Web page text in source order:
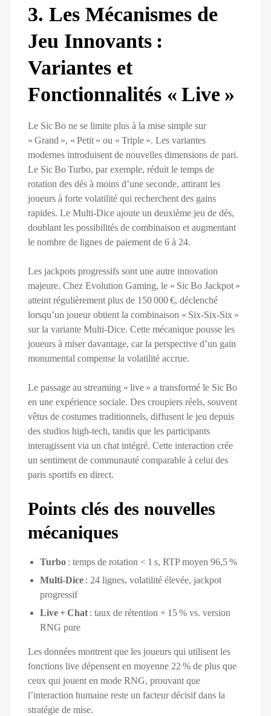
3. Les Mécanismes de
Jeu Innovants :
Variantes et
Fonctionnalités « Live »
Le Sic Bo ne se limite plus à la mise simple sur
« Grand », « Petit » ou « Triple ». Les variantes
modernes introduisent de nouvelles dimensions de pari.
Le Sic Bo Turbo, par exemple, réduit le temps de
rotation des dés à moins d’une seconde, attirant les
joueurs à forte volatilité qui recherchent des gains
rapides. Le Multi‑Dice ajoute un deuxième jeu de dés,
doublant les possibilités de combinaison et augmentant
le nombre de lignes de paiement de 6 à 24.
Les jackpots progressifs sont une autre innovation
majeure. Chez Evolution Gaming, le « Sic Bo Jackpot »
atteint régulièrement plus de 150 000 €, déclenché
lorsqu’un joueur obtient la combinaison « Six‑Six‑Six »
sur la variante Multi‑Dice. Cette mécanique pousse les
joueurs à miser davantage, car la perspective d’un gain
monumental compense la volatilité accrue.
Le passage au streaming « live » a transformé le Sic Bo
en une expérience sociale. Des croupiers réels, souvent
vêtus de costumes traditionnels, diffusent le jeu depuis
des studios high‑tech, tandis que les participants
interagissent via un chat intégré. Cette interaction crée
un sentiment de communauté comparable à celui des
paris sportifs en direct.
Points clés des nouvelles
mécaniques
Turbo : temps de rotation < 1 s, RTP moyen 96,5 %
Multi‑Dice : 24 lignes, volatilité élevée, jackpot
progressif
Live + Chat : taux de rétention + 15 % vs. version
RNG pure
Les données montrent que les joueurs qui utilisent les
fonctions live dépensent en moyenne 22 % de plus que
ceux qui jouent en mode RNG, prouvant que
l’interaction humaine reste un facteur décisif dans la
stratégie de mise.